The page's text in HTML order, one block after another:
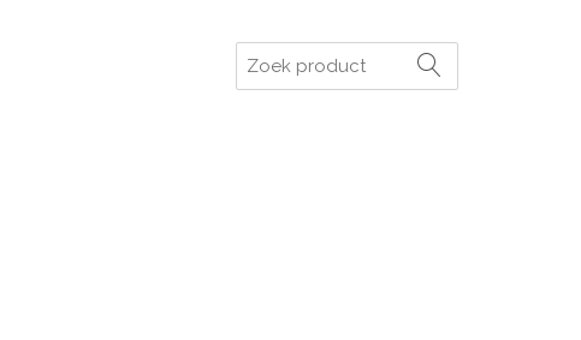
Zoeken